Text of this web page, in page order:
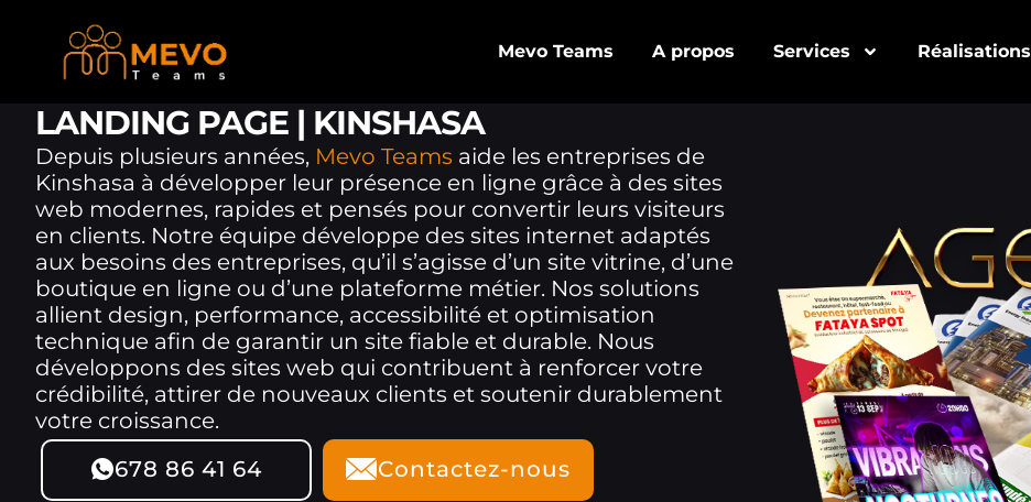
Mevo Teams A propos Services Réalisations
LANDING PAGE | KINSHASA
Depuis plusieurs années, Mevo Teams aide les entreprises de
Kinshasa à développer leur présence en ligne grâce à des sites
web modernes, rapides et pensés pour convertir leurs visiteurs
en clients. Notre équipe développe des sites internet adaptés
aux besoins des entreprises, qu’il s’agisse d’un site vitrine, d’une
boutique en ligne ou d’une plateforme métier. Nos solutions
allient design, performance, accessibilité et optimisation
technique afin de garantir un site fiable et durable. Nous
développons des sites web qui contribuent à renforcer votre
crédibilité, attirer de nouveaux clients et soutenir durablement
votre croissance.
678 86 41 64
Contactez-nous